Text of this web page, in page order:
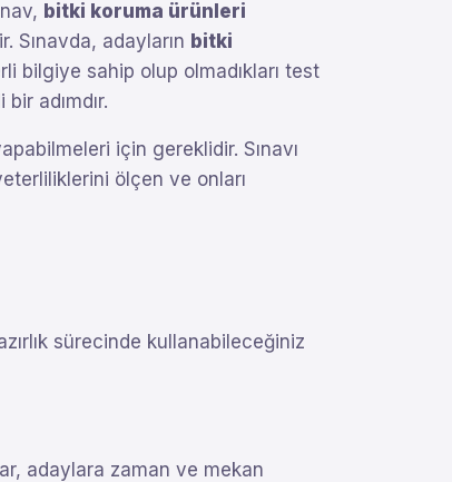
bitki koruma ürünleri
Sınavda, adayların bitki
bilgiye sahip olup olmadıkları test
adımdır.
için gereklidir. Sınavı
ölçen ve onları
sürecinde kullanabileceğiniz
adaylara zaman ve mekan